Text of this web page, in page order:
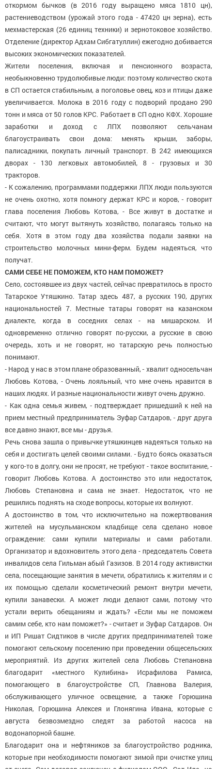
откормом бычков (в 2016 году выращено мяса 1810 цн),
растениеводством (урожай этого года - 47420 цн зерна), есть
мехмастерская (26 единиц техники) и зернотоковое хозяйство.
Отделение (директор Адхам Сибгатуллин) ежегодно добивается
высоких экономических показателей.
Жители поселения, включая и пенсионного возраста,
необыкновенно трудолюбивые люди: поэтому количество скота
в СП остается стабильным, а поголовье овец, коз и птицы даже
увеличивается. Молока в 2016 году с подворий продано 290
тонн и мяса от 50 голов КРС. Работает в СП одно КФХ. Хорошие
заработки и доход с ЛПХ позволяют сельчанам
благоустраивать свои дома: менять крыши, заборы,
палисадники, покупать личный транспорт. В 242 имеющихся
дворах - 130 легковых автомобилей, 8 - грузовых и 30
тракторов.
- К сожалению, программами поддержки ЛПХ люди пользуются
не очень охотно, хотя помногу держат КРС и коров, - говорит
глава поселения Любовь Котова, - Все живут в достатке и
считают, что могут вытянуть хозяйство, полагаясь только на
себя. Хотя в этом году два хозяйства подали заявки на
строительство молочных мини-ферм. Будем надеяться, что
получат.
САМИ СЕБЕ НЕ ПОМОЖЕМ, КТО НАМ ПОМОЖЕТ?
Село, состоявшее из двух частей, сейчас превратилось в просто
Татарское Утяшкино. Татар здесь 487, а русских 190, других
национальностей 7. Местные татары говорят на казанском
диалекте, когда в соседних селах - на мишарском. И
одновременно отлично говорят по-русски, а русские в свою
очередь, хоть и не говорят, но татарскую речь полностью
понимают.
- Народ у нас в этом плане образованный, - хвалит односельчан
Любовь Котова, - Очень лояльный, что мне очень нравится в
наших людях. И разные национальности живут очень дружно.
- Как одна семья живем, - подтверждает пришедший к ней на
прием местный предприниматель Зуфар Сатдаров, - друг друга
все давно знают, все мы - друзья.
Речь снова зашла о привычке утяшкинцев надеяться только на
себя и достигать целей своими силами. - Будто боясь оказаться
у кого-то в долгу, они не просят, не требуют - такое воспитание, -
говорит Любовь Котова. А достоинство это или недостаток,
Любовь Степановна и сама не знает. Недостаток, что не
решились поднять на сходе вопросы, которые их волнуют.
А достоинство в том, что исключительно на пожертвования
жителей на мусульманском кладбище села сделано новое
ограждение: сами купили материалы и сами работали.
Организатор и вдохновитель этого дела - председатель Совета
инвалидов села Гильман абый Газизов. В 2014 году активистки
села, посещающие занятия в мечети, обратились к жителям и с
их помощью сделали косметический ремонт внутри мечети,
купили занавески. А может люди делают сами, потому что
устали верить обещаниям и ждать? «Если мы не поможем
самим себе, кто нам поможет?» - считает и Зуфар Сатдаров. Он
и ИП Ришат Сидтиков в числе других предпринимателей тоже
помогают сельскому поселению при проведении общесельских
мероприятий. Из других жителей села Любовь Степановна
благодарит «местного Кулибина» Исрафилова Рамиса,
помогающего в благоустройстве СП, Главнова Валерия,
обслуживающего уличное освещение, а также Горюшина
Николая, Горюшина Алексея и Глонягина Ивана, которые с
августа безвозмездно следят за работой насоса на
водонапорной башне.
Благодарит она и нефтяников за благоустройство родника,
которые при необходимости помогают зимой при очистке улиц